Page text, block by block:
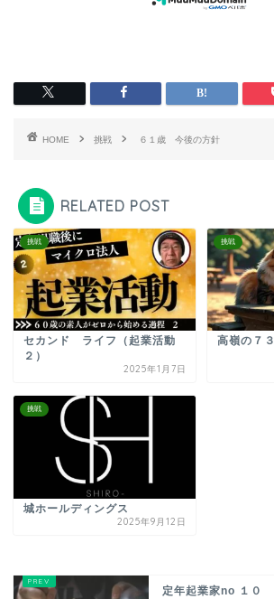
HOME 挑戦 ６１歳 今後の方針
RELATED POST
挑戦
セカンド ライフ（起業活動
２）
2025年1月7日
挑戦
高嶺の７３
挑戦
城ホールディングス
2025年9月12日
定年起業家no １０